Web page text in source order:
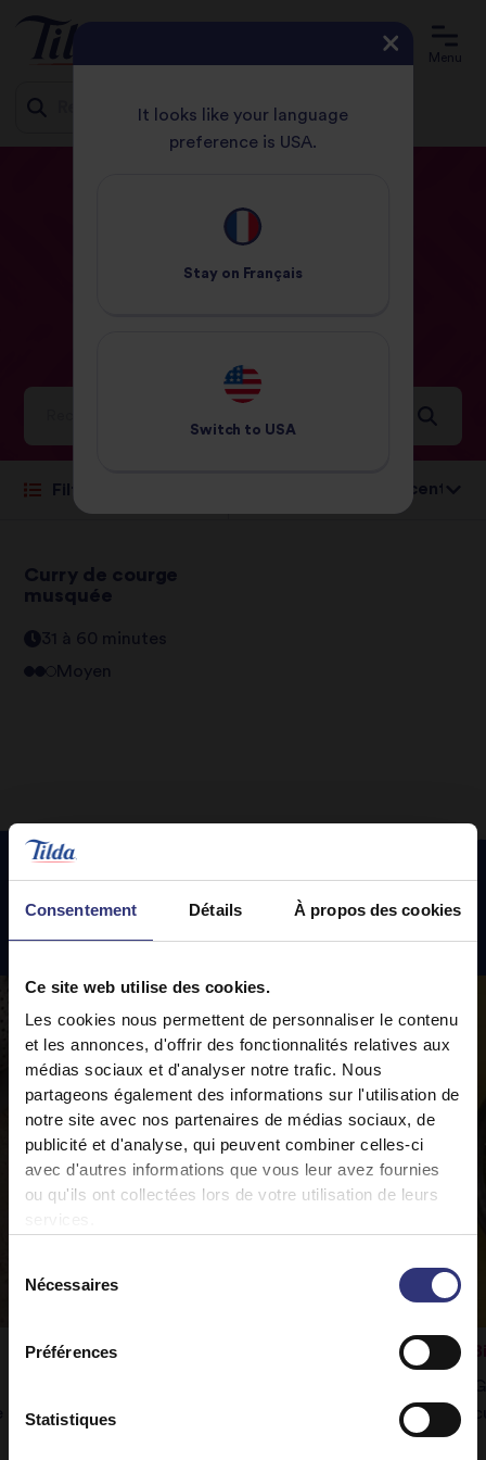
Consentement Détails À propos des cookies
Ce site web utilise des cookies.
Les cookies nous permettent de personnaliser le contenu
et les annonces, d'offrir des fonctionnalités relatives aux
médias sociaux et d'analyser notre trafic. Nous
partageons également des informations sur l'utilisation de
notre site avec nos partenaires de médias sociaux, de
publicité et d'analyse, qui peuvent combiner celles-ci
avec d'autres informations que vous leur avez fournies
ou qu'ils ont collectées lors de votre utilisation de leurs
services.
Nécessaires
Préférences
Statistiques
Menu
Cuisine
Idées et inspirations pour un monde rempli de saveurs
Filtrer
Curry de courge
musquée
31 à 60 minutes
Moyen
Recettes phares
Rogan josh aux légumes
à la perfection ce délicieux curry.
It looks like your language
preference is USA.
Stay on Français
Switch to USA